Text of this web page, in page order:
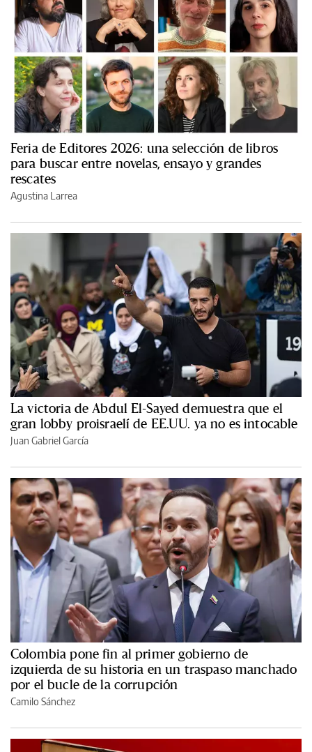
Feria de Editores 2026: una selección de libros
para buscar entre novelas, ensayo y grandes
rescates
Agustina Larrea
La victoria de Abdul El-Sayed demuestra que el
gran lobby proisraelí de EE.UU. ya no es intocable
Juan Gabriel García
Colombia pone fin al primer gobierno de
izquierda de su historia en un traspaso manchado
por el bucle de la corrupción
Camilo Sánchez